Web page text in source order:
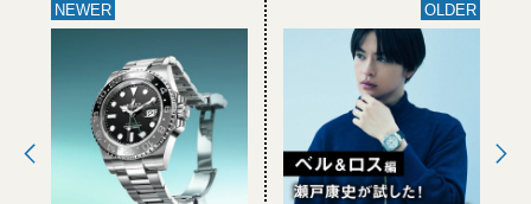
NEWER OLDER